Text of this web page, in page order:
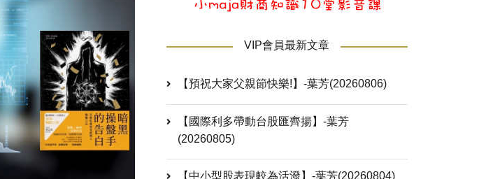
VIP會員最新文章
【預祝大家父親節快樂!】-葉芳(20260806)
【國際利多帶動台股匯齊揚】-葉芳
(20260805)
【中小型股表現較為活潑】-葉芳(20260804)